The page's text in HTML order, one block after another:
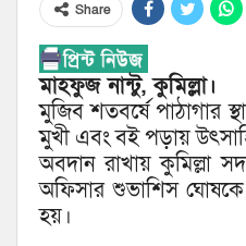
Share
মাহফুজ নান্টু, কুমিল্লা।
মুজিব শতবর্ষে পাঠাগার
মুখী এবং বই পড়ায়
অবদান রাখায় কুমিল্লা
অফিসার শুভাশিস ঘোষকে
হয়।